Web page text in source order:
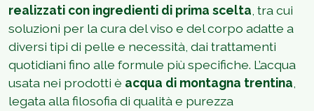
realizzati con ingredienti di prima scelta , tra cui
soluzioni per la cura del viso e del corpo adatte a
diversi tipi di pelle e necessità, dai trattamenti
quotidiani fino alle formule più specifiche. L’acqua
usata nei prodotti è acqua di montagna trentina
legata alla filosofia di qualità e purezza